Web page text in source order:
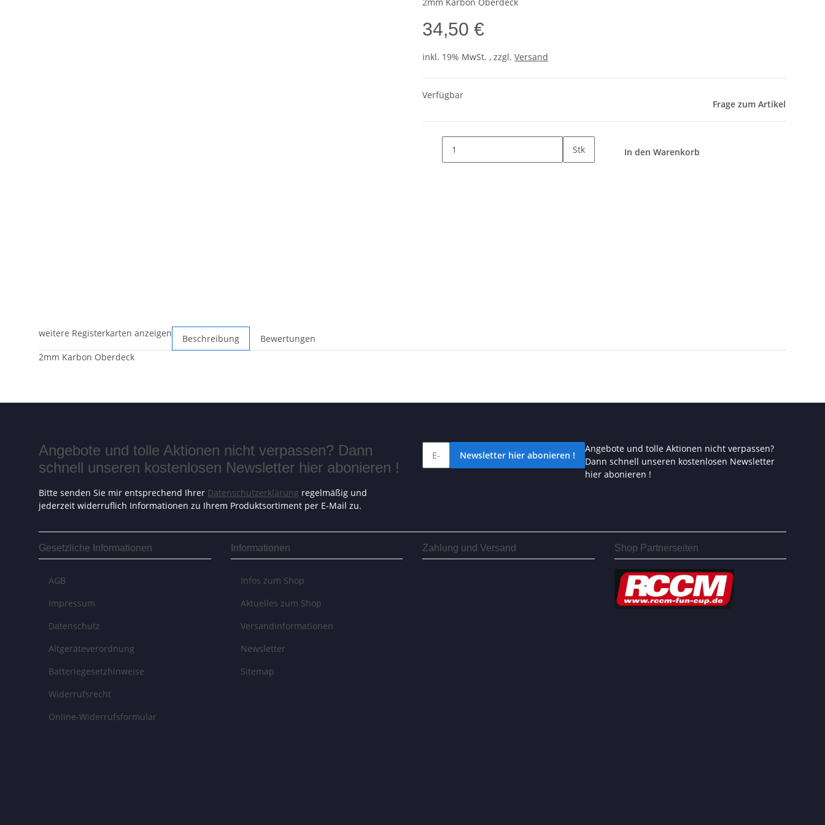
34,50 €
inkl. 19% MwSt. , zzgl. Versand
Verfügbar
Frage zum Artikel
Stk In den Warenkorb
weitere Registerkarten anzeigen Beschreibung
Bewertungen
2mm Karbon Oberdeck
Angebote und tolle Aktionen nicht verpassen? Dann
schnell unseren kostenlosen Newsletter hier abonieren !
Bitte senden Sie mir entsprechend Ihrer Datenschutzerklärung regelmäßig und
jederzeit widerruflich Informationen zu Ihrem Produktsortiment per E-Mail zu.
Newsletter hier abonieren !
Angebote und tolle Aktionen nicht verpassen?
Dann schnell unseren kostenlosen Newsletter
hier abonieren !
Gesetzliche Informationen
AGB
Impressum
Datenschutz
Altgeräteverordnung
Batteriegesetzhinweise
Widerrufsrecht
Online-Widerrufsformular
Informationen
Infos zum Shop
Aktuelles zum Shop
Versandinformationen
Newsletter
Sitemap
Zahlung und Versand Shop Partnerseiten